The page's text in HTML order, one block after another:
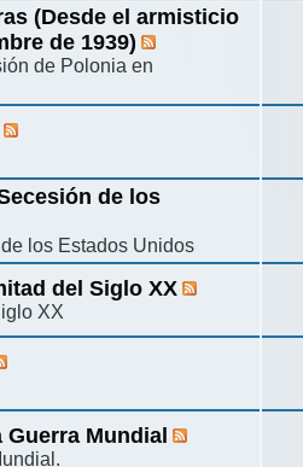
(Desde el armisticio
de 1939)
de Polonia en
de los
los Estados Unidos
del Siglo XX
XX
Mundial